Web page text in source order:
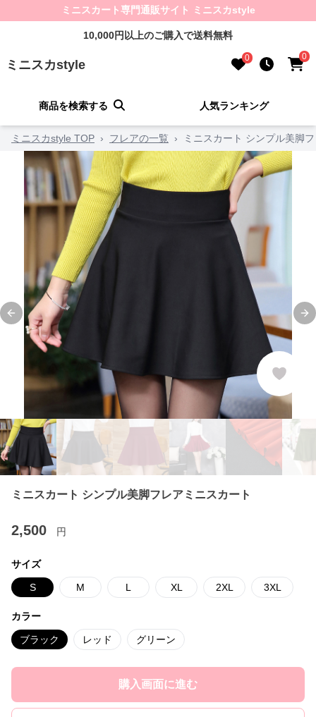
ミニスカート専門通販サイト ミニスカstyle
10,000円以上のご購入で送料無料
ミニスカstyle 0 0
商品を検索する 人気ランキング
ミニスカstyle TOP › フレアの一覧 › ミニスカート シンプル美脚
Previous slide
ミニスカート シンプル美脚フレアミニスカート
2,500 円
サイズ
S M L XL 2XL 3XL
カラー
ブラック レッド グリーン
購入画面に進む